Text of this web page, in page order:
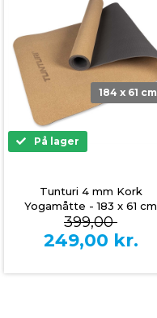
184 x 61 cm
På lager
Tunturi 4 mm Kork
Yogamåtte - 183 x 61 cm
399,00
249,00 kr.